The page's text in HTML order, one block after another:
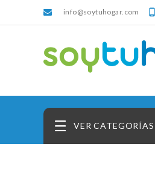
info@soytuhogar.com 
VER CATEGORÍAS